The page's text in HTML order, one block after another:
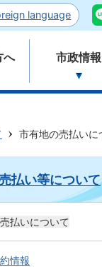
language
へ 市政情報
市有地の売払いに
払い等について
払いについて
情報